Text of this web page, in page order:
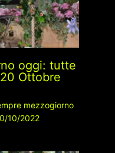
oggi: tutte
Ottobre
mezzogiorno
10/2022